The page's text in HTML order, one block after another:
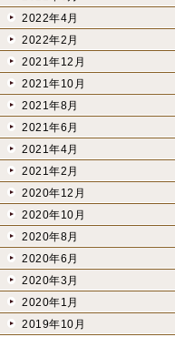
2022年4月
2022年2月
2021年12月
2021年10月
2021年8月
2021年6月
2021年4月
2021年2月
2020年12月
2020年10月
2020年8月
2020年6月
2020年3月
2020年1月
2019年10月